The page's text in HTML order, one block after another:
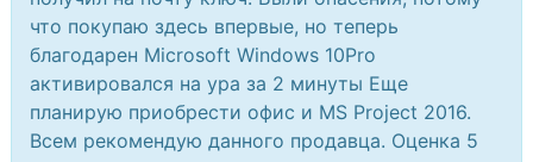
что покупаю здесь впервые, но теперь
благодарен Microsoft Windows 10Pro
активировался на ура за 2 минуты Еще
планирую приобрести офис и MS Project 2016.
Всем рекомендую данного продавца. Оценка 5